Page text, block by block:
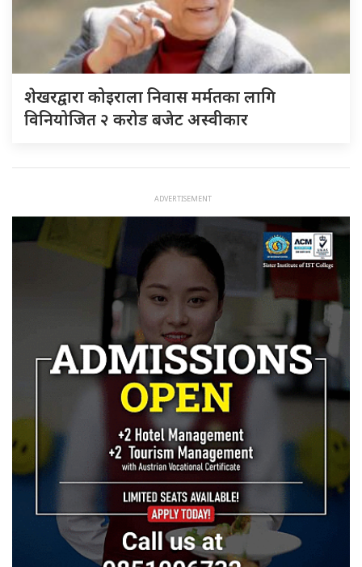
शेखरद्वारा कोइराला निवास मर्मतका लागि
विनियोजित २ करोड बजेट अस्वीकार